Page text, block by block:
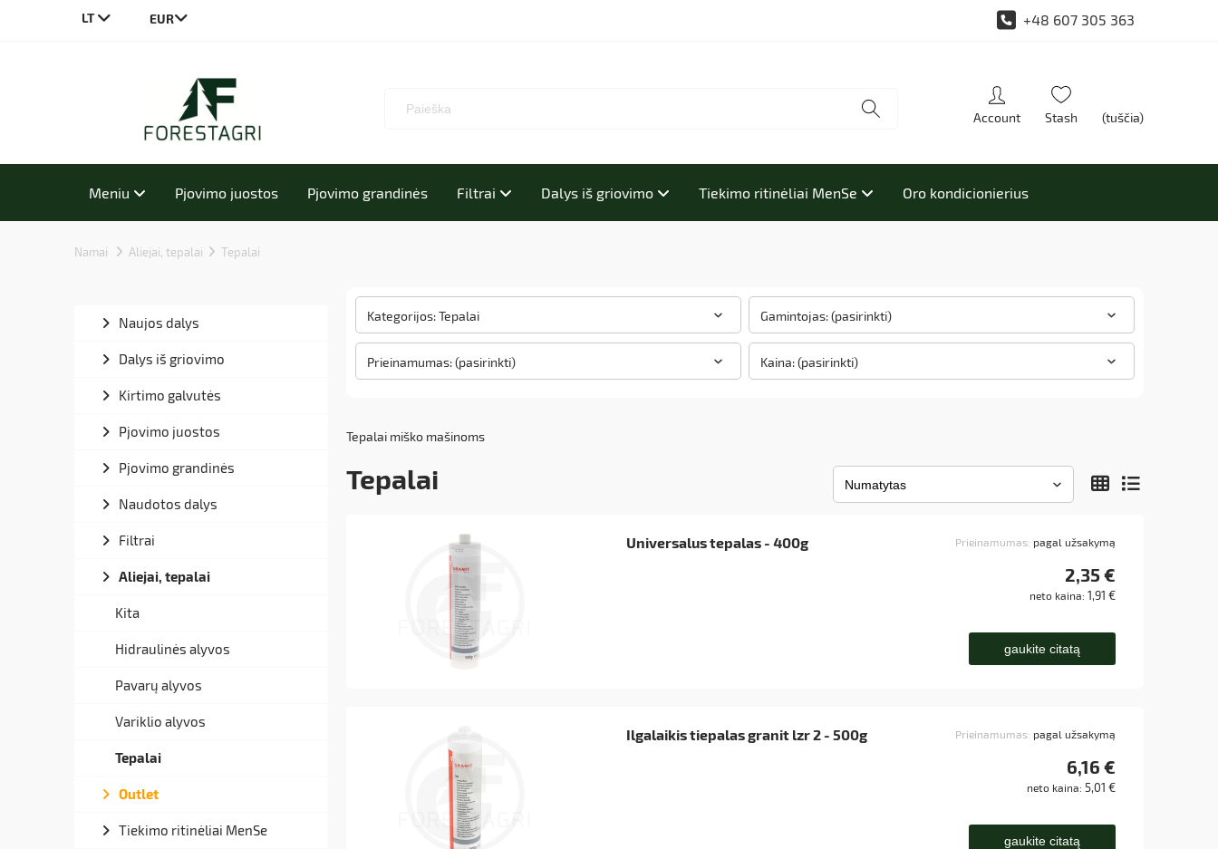
LT
+48 607 305 363
(tuščia)
Meniu Pjovimo juostos Pjovimo grandinės Filtrai Dalys iš griovimo Tiekimo ritinėliai MenSe Oro kondicionierius
Namai Aliejai, tepalai Tepalai
Naujos dalys
Dalys iš griovimo
Kirtimo galvutės
Pjovimo juostos
Pjovimo grandinės
Naudotos dalys
Filtrai
Aliejai, tepalai
Kita
Hidraulinės alyvos
Pavarų alyvos
Variklio alyvos
Tepalai
Outlet
Tiekimo ritinėliai MenSe
Kategorijos: Tepalai Gamintojas: (pasirinkti)
Prieinamumas: (pasirinkti) Kaina: (pasirinkti)
Tepalai miško mašinoms
Tepalai
Universalus tepalas - 400g Prieinamumas: pagal užsakymą
2,35 €
neto kaina: 1,91 €
gaukite citatą
Ilgalaikis tiepalas granit lzr 2 - 500g Prieinamumas: pagal užsakymą
6,16 €
neto kaina: 5,01 €
gaukite citatą